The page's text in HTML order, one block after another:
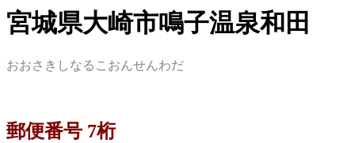
宮城県大崎市鳴子温泉和田
おおさきしなるこおんせんわだ
郵便番号 7桁